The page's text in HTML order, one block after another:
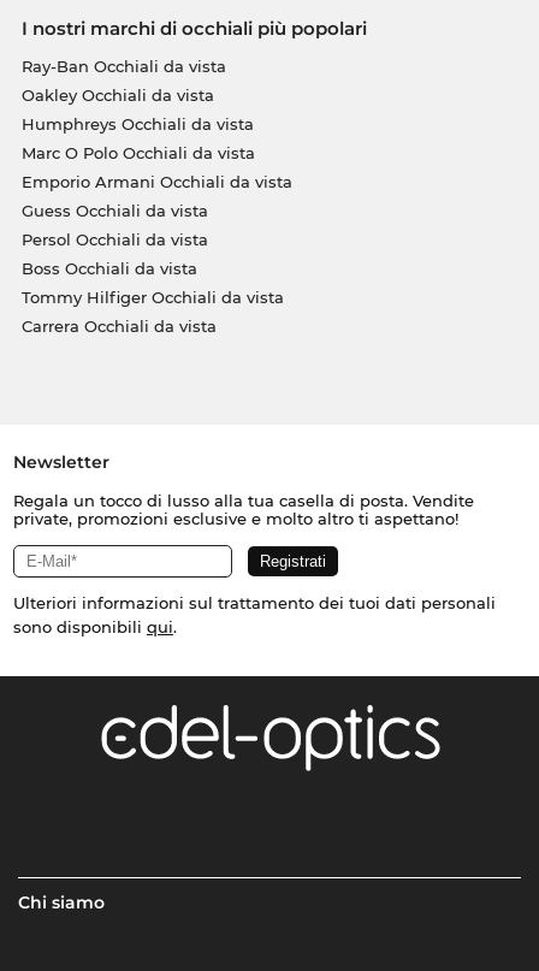
I nostri marchi di occhiali più popolari
Ray-Ban Occhiali da vista
Oakley Occhiali da vista
Humphreys Occhiali da vista
Marc O Polo Occhiali da vista
Emporio Armani Occhiali da vista
Guess Occhiali da vista
Persol Occhiali da vista
Boss Occhiali da vista
Tommy Hilfiger Occhiali da vista
Carrera Occhiali da vista
Newsletter
Regala un tocco di lusso alla tua casella di posta. Vendite
private, promozioni esclusive e molto altro ti aspettano!
Ulteriori informazioni sul trattamento dei tuoi dati personali
sono disponibili qui.
Chi siamo